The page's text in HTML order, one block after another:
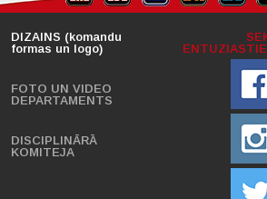
DIZAINS (komandu
formas un logo)
FOTO UN VIDEO
DEPARTAMENTS
DISCIPLINĀRĀ
KOMITEJA